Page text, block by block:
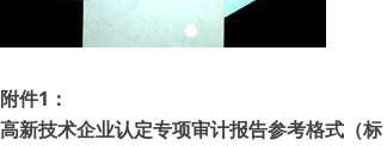
附件1：
高新技术企业认定专项审计报告参考格式（标